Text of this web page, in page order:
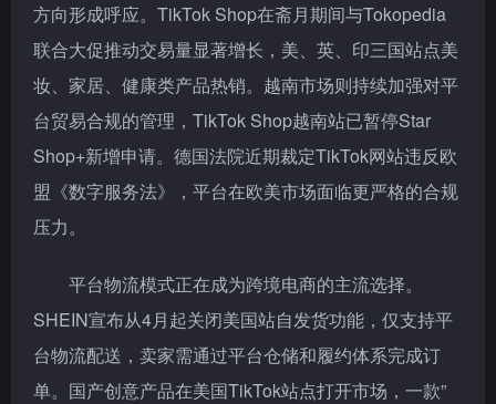
方向形成呼应。TikTok Shop在斋月期间与Tokopedia
联合大促推动交易量显著增长，美、英、印三国站点美
妆、家居、健康类产品热销。越南市场则持续加强对平
台贸易合规的管理，TikTok Shop越南站已暂停Star
Shop+新增申请。德国法院近期裁定TikTok网站违反欧
盟《数字服务法》，平台在欧美市场面临更严格的合规
压力。
平台物流模式正在成为跨境电商的主流选择。
SHEIN宣布从4月起关闭美国站自发货功能，仅支持平
台物流配送，卖家需通过平台仓储和履约体系完成订
单。国产创意产品在美国TikTok站点打开市场，一款”